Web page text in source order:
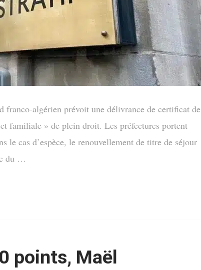
algérien prévoit une délivrance de certificat de
familiale » de plein droit. Les préfectures portent
le cas d’espèce, le renouvellement de titre de séjour
du …
points, Maël